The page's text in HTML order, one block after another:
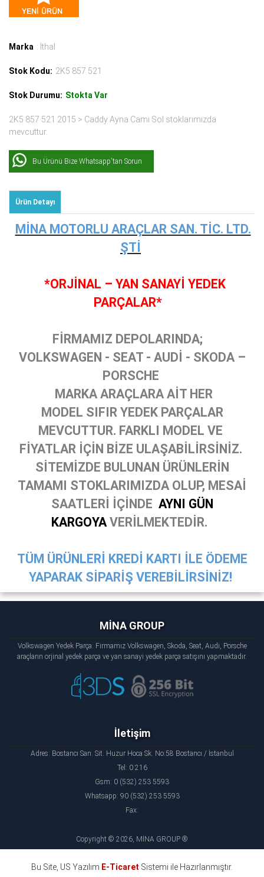
Marka : İthal
Stok Kodu: 2K5 857 521
Stok Durumu: Stokta Var
2K5 857 521 2015 > Caddy Ayna Camı Sol stoklarımızda
mevcuttur.
Bu Ürünü Bize Whatsapp'tan Sorun
Ürün Detayı
MİNA MOTORLU ARAÇLAR SAN. TİC. LTD.
ŞTİ
*ORJİNAL – YAN SANAYİ YEDEK
PARÇALAR*
FİRMAMIZ DEPOLARINDA;
VOLKSWAGEN - SEAT - AUDİ - SKODA –
PORSCHE
MARKA ARAÇLARA AİT HER
MODEL SIFIR YEDEK PARÇALAR
MEVCUTTUR. FARKLI MODEL VE
FİYATLAR İÇİN BİZE ULAŞABİLİRSİNİZ.
SİTEMİZDE BULUNAN ÜRÜNLERİN
TAMAMI STOKLARIMIZDA OLUP, MESAİ
SAATLERİ İÇİNDE AYNI GÜN
KARGOYA VERİLMEKTEDİR.
TÜM ÜRÜNLERİ KREDİ KARTI İLE ÖDEME
YAPARAK SİPARİŞ VEREBİLİRSİNİZ!
MİNA GROUP
Volkswagen Yedek Parça: Firmamız Volkswagen, Skoda, Seat, Audi, Porsche
araçların orjinal yedek parça ve yan sanayi yedek parça satışını yapmaktadır.
İletişim
Adres: Bostancı San. Sit. Huzur Hoca Sk. No:58 Bostancı / İstanbul
Tel: 0 216
Gsm: 0 (532) 253 5593
Whatsapp: 90 (532) 253 5593
Fax:
Copyright © 2026, MİNA GROUP ®
Bu Site, US Yazılım E-Ticaret Sistemi ile Hazırlanmıştır.